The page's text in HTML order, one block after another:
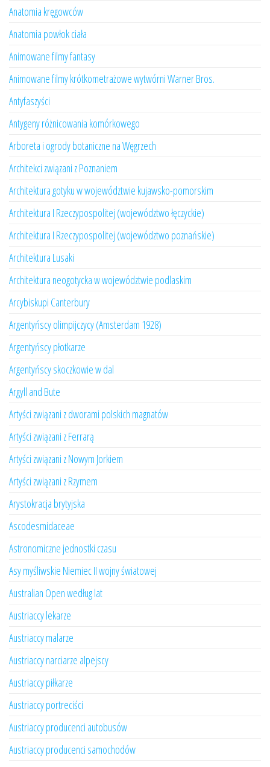
Anatomia kręgowców
Anatomia powłok ciała
Animowane filmy fantasy
Animowane filmy krótkometrażowe wytwórni Warner Bros.
Antyfaszyści
Antygeny różnicowania komórkowego
Arboreta i ogrody botaniczne na Węgrzech
Architekci związani z Poznaniem
Architektura gotyku w województwie kujawsko-pomorskim
Architektura I Rzeczypospolitej (województwo łęczyckie)
Architektura I Rzeczypospolitej (województwo poznańskie)
Architektura Lusaki
Architektura neogotycka w województwie podlaskim
Arcybiskupi Canterbury
Argentyńscy olimpijczycy (Amsterdam 1928)
Argentyńscy płotkarze
Argentyńscy skoczkowie w dal
Argyll and Bute
Artyści związani z dworami polskich magnatów
Artyści związani z Ferrarą
Artyści związani z Nowym Jorkiem
Artyści związani z Rzymem
Arystokracja brytyjska
Ascodesmidaceae
Astronomiczne jednostki czasu
Asy myśliwskie Niemiec II wojny światowej
Australian Open według lat
Austriaccy lekarze
Austriaccy malarze
Austriaccy narciarze alpejscy
Austriaccy piłkarze
Austriaccy portreciści
Austriaccy producenci autobusów
Austriaccy producenci samochodów